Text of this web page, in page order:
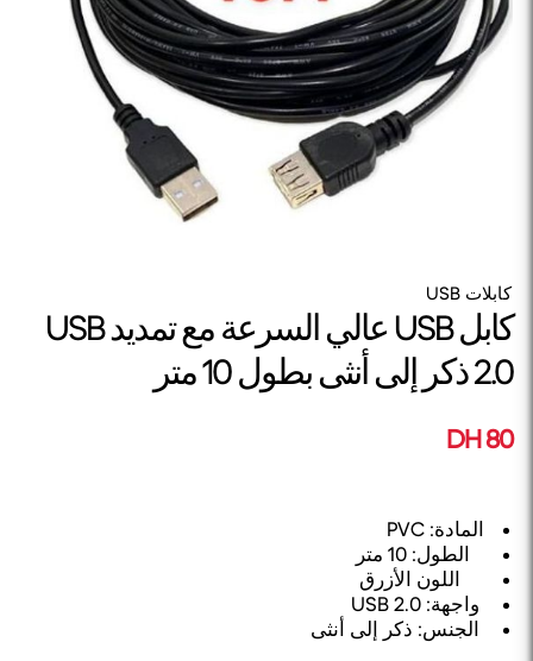
كابلات USB
كابل USB عالي السرعة مع تمديد USB
2.0 ذكر إلى أنثى بطول 10 متر
80 DH
المادة: PVC
الطول: 10 متر
اللون الأزرق
واجهة: USB 2.0
الجنس: ذكر إلى أنثى